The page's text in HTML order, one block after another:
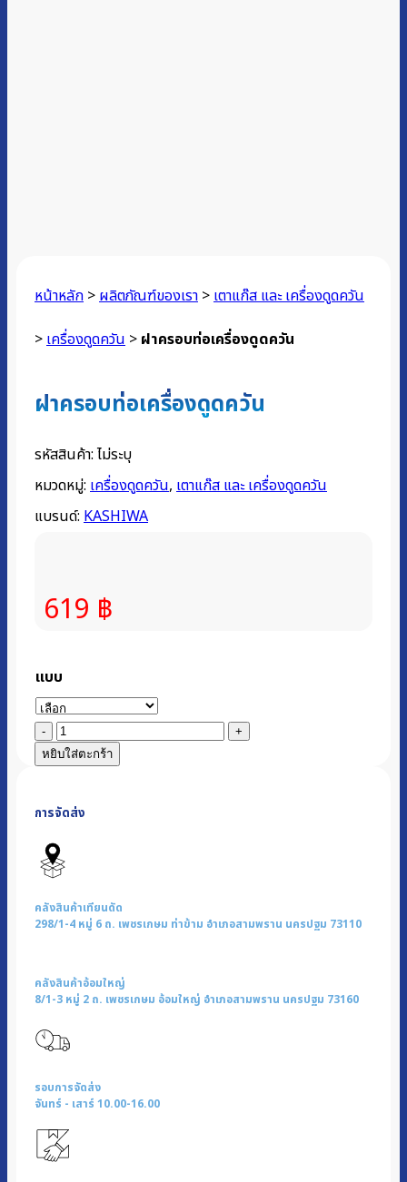
หน้าหลัก >ผลิตภัณฑ์ของเรา >เตาแก๊ส และ เครื่องดูดควัน
>เครื่องดูดควัน > ฝาครอบท่อเครื่องดูดควัน
ฝาครอบท่อเครื่องดูดควัน
รหัสสินค้า: ไม่ระบุ
หมวดหมู่: เครื่องดูดควัน, เตาแก๊ส และ เครื่องดูดควัน
แบรนด์: KASHIWA
619 ฿
แบบ
จำนวน
ฝา
ครอบ
เครื่อง
ดูด
ควัน
ชิ้น
หยิบใส่ตะกร้า
การจัดส่ง
คลังสินค้าเทียนดัด
298/1-4 หมู่ 6 ถ. เพชรเกษม ท่าข้าม อำเภอสามพราน นครปฐม 73110
คลังสินค้าอ้อมใหญ่
8/1-3 หมู่ 2 ถ. เพชรเกษม อ้อมใหญ่ อำเภอสามพราน นครปฐม 73160
รอบการจัดส่ง
จันทร์ - เสาร์ 10.00-16.00